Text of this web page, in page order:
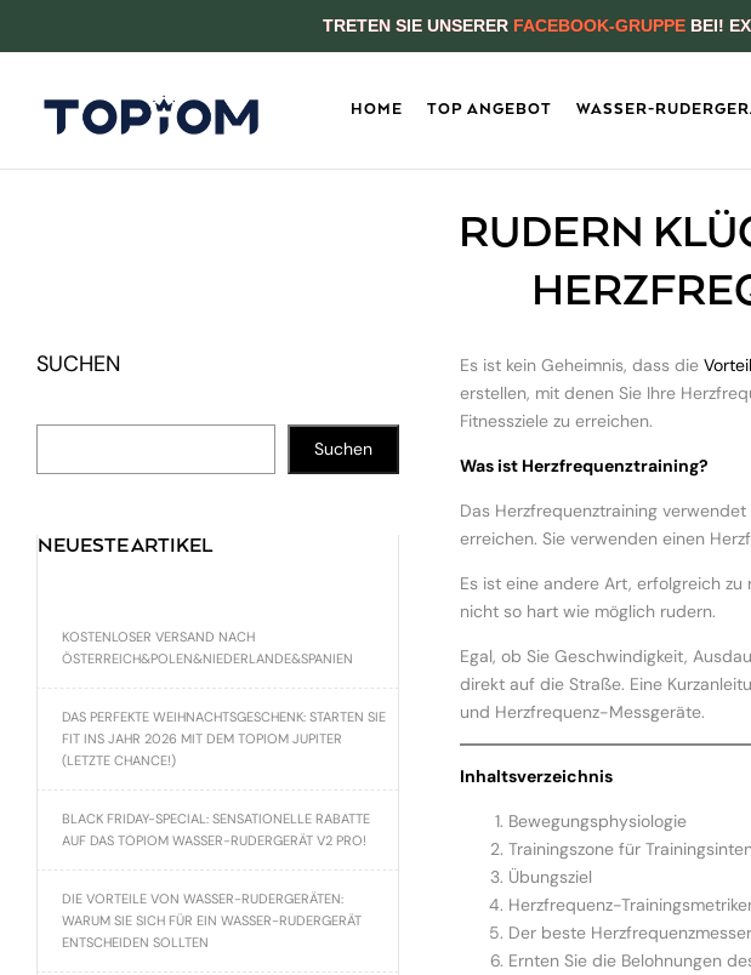
TRETEN SIE UNSERER FACEBOOK-GRUPPEBEI!
HOME TOP ANGEBOT WASSER-
RUDERN
SUCHEN
Suchen
NEUESTE ARTIKEL
KOSTENLOSER VERSAND NACH
ÖSTERREICH&POLEN&NIEDERLANDE&SPANIEN
DAS PERFEKTE WEIHNACHTSGESCHENK: STARTEN SIE
FIT INS JAHR 2026 MIT DEM TOPIOM JUPITER
(LETZTE CHANCE!)
BLACK FRIDAY-SPECIAL: SENSATIONELLE RABATTE
AUF DAS TOPIOM WASSER-RUDERGERÄT V2 PRO!
DIE VORTEILE VON WASSER-RUDERGERÄTEN:
WARUM SIE SICH FÜR EIN WASSER-RUDERGERÄT
ENTSCHEIDEN SOLLTEN
Es ist kein Geheimnis, dass die
erstellen, mit denen Sie Ihre
Fitnessziele zu erreichen.
Was ist Herzfrequenztraining?
Das Herzfrequenztraining
erreichen. Sie verwenden einen
Es ist eine andere Art, erfolgreich
nicht so hart wie möglich rudern.
Egal, ob Sie Geschwindigkeit,
direkt auf die Straße. Eine
und Herzfrequenz-Messgeräte.
Inhaltsverzeichnis
Bewegungsphysiologie
Trainingszone für
Übungsziel
Herzfrequenz-
Der beste
Ernten Sie die Belohnungen